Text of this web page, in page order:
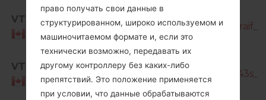
VTR
Canada
SM-
VTR
Canada
право получать свои данные в
структурированном, широко используемом и
машиночитаемом формате и, если это
технически возможно, передавать их
другому контроллеру без каких-либо
препятствий. Это положение применяется
при условии, что данные обрабатываются